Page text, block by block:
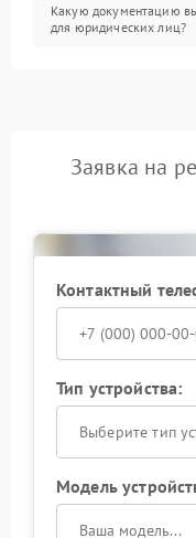
Какую документацию
для юридических лиц?
Заявка на
Контактный
Тип устройства:
Выберите тип
Модель